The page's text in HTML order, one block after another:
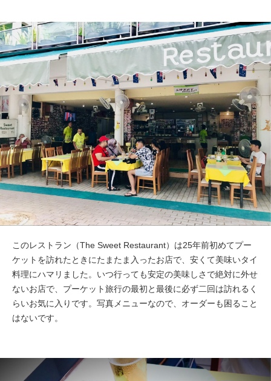
このレストラン（The Sweet Restaurant）は25年前初めてプー
ケットを訪れたときにたまたま入ったお店で、安くて美味いタイ
料理にハマリました。いつ行っても安定の美味しさで絶対に外せ
ないお店で、プーケット旅行の最初と最後に必ず二回は訪れるく
らいお気に入りです。写真メニューなので、オーダーも困ること
はないです。